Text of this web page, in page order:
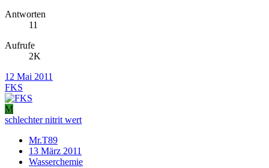
Antworten
11
Aufrufe
2K
12 Mai 2011
FKS
M
schlechter nitrit wert
Mr.T89
13 März 2011
Wasserchemie